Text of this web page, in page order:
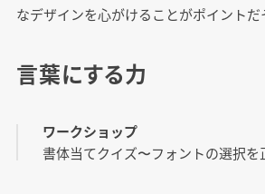
なデザインを心がけることがポイントだ
言葉にする力
ワークショップ
書体当てクイズ〜フォントの選択を